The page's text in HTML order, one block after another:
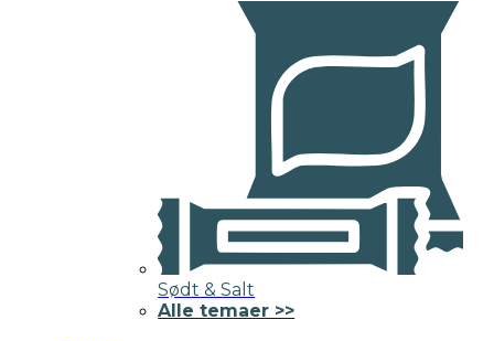
Sødt & Salt
Alle temaer >>